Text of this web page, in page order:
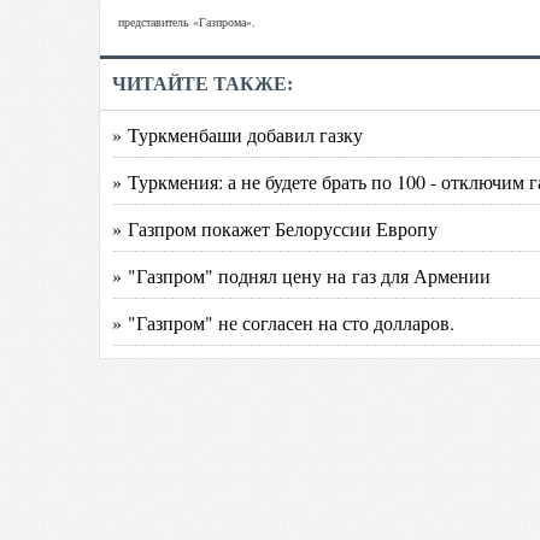
представитель «Газпрома».
ЧИТАЙТЕ ТАКЖЕ:
» Туркменбаши добавил газку
» Туркмения: а не будете брать по 100 - отключим
» Газпром покажет Белоруссии Европу
» "Газпром" поднял цену на газ для Армении
» "Газпром" не согласен на сто долларов.